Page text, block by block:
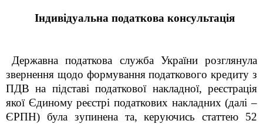
Індивідуальна податкова консультація
Державнаподаткова служба України розглянула
звернення щодо формування податкового кредиту з
ПДВ на підставі податкової накладної, реєстрація
якої Єдиному реєстрі податкових накладних (далі –
ЄРПН) була зупинена та, керуючись статтею 52